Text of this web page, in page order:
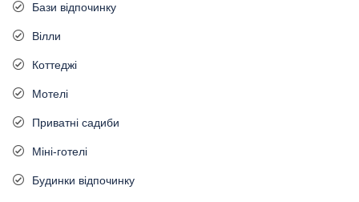
Бази відпочинку
Вілли
Коттеджі
Мотелі
Приватні садиби
Міні-готелі
Будинки відпочинку